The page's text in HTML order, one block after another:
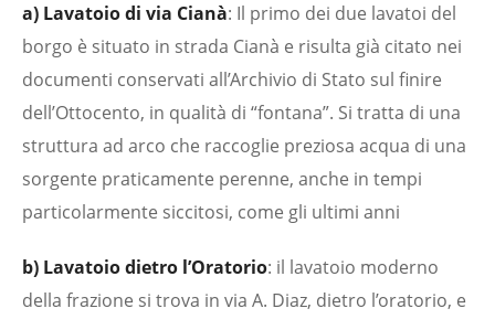
a) Lavatoio di via Cianà: Il primo dei due lavatoi del
borgo è situato in strada Cianà e risulta già citato nei
documenti conservati all’Archivio di Stato sul finire
dell’Ottocento, in qualità di “fontana”. Si tratta di una
struttura ad arco che raccoglie preziosa acqua di una
sorgente praticamente perenne, anche in tempi
particolarmente siccitosi, come gli ultimi anni
b) Lavatoio dietro l’Oratorio: il lavatoio moderno
della frazione si trova in via A. Diaz, dietro l’oratorio, e